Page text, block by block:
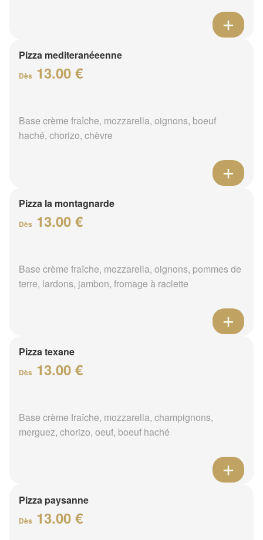
Pizza mediteranéeenne
Dès 13.00 €
Base crème fraîche, mozzarella, oignons, boeuf
haché, chorizo, chèvre
Pizza la montagnarde
Dès 13.00 €
Base crème fraîche, mozzarella, oignons, pommes de
terre, lardons, jambon, fromage à raclette
Pizza texane
Dès 13.00 €
Base crème fraîche, mozzarella, champignons,
merguez, chorizo, oeuf, boeuf haché
Pizza paysanne
Dès 13.00 €